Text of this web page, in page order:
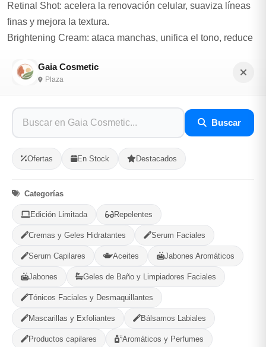
Gaia Cosmetic
Plaza
Buscar
Ofertas En Stock Destacados
Categorías
Edición Limitada Repelentes
Cremas y Geles Hidratantes Serum Faciales
Serum Capilares Aceites Jabones Aromáticos
Jabones Geles de Baño y Limpiadores Faciales
Tónicos Faciales y Desmaquillantes
Mascarillas y Exfoliantes Bálsamos Labiales
Productos capilares Aromáticos y Perfumes
Retinal Shot: acelera la renovación celular, suaviza líneas
finas y mejora la textura.
Brightening Cream: ataca manchas, unifica el tono, reduce
✨ Beneficios al usarlos juntos
Minimiza poros y mejora la textura
Ilumina la piel desde las primeras semanas
Potencian la renovación celular
Piel más suave, firme y de aspecto saludable
El combo perfecto para tu rutina antimanchas + antiedad.
Tip: usa el Retinal en la noche (comenzar 2 veces a la
semana) y la crema día y noche.
☀️ En el día, ¡siempre protector solar!
Opciones de Envio
2 3